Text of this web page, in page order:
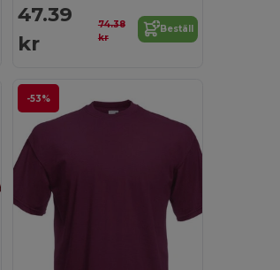
47.39
kr
74.38
kr
Beställ
-53%